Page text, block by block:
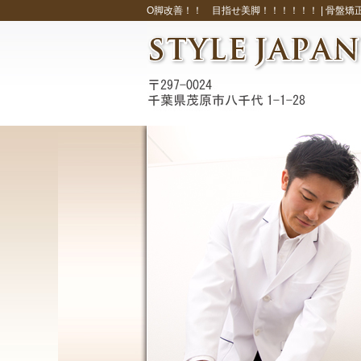
О脚改善！！ 目指せ美脚！！！！！！ | 骨盤矯